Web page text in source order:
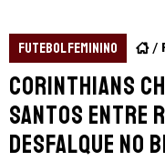
FUTEBOL FEMININO
Corinthians
Santos entre
desfalque no